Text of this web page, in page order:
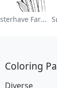
Farverig Blomsterhave Farvelægningsside
Coloring
Diverse